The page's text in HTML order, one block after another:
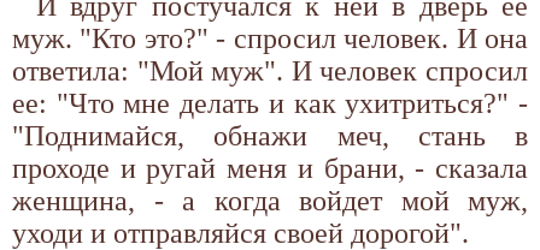
муж. "Кто это?" - спросил человек. И она
ответила: "Мой муж". И человек спросил
ее: "Что мне делать и как ухитриться?" -
"Поднимайся, обнажи меч, стань в
проходе и ругай меня и брани, - сказала
женщина, - а когда войдет мой муж,
уходи и отправляйся своей дорогой".